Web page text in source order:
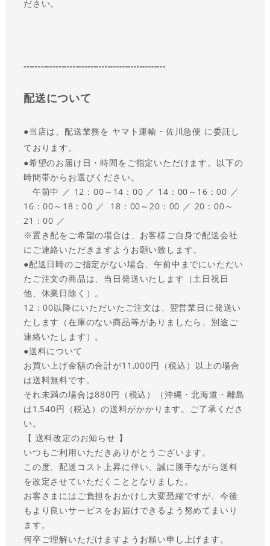
ださい。
-------------------------------------------------
配送について
●当店は、配送業務を ヤマト運輸・佐川急便 に委託し
ております。
●希望のお届け日・時間をご指定いただけます。以下の
時間帯からお選びください。
午前中 ／ 12：00～14：00 ／ 14：00～16：00 ／
16：00～18：00 ／ 18：00～20：00 ／ 20：00～
21：00 ／
※置き配をご希望の場合は、お客様ご自身で配送会社
にご連絡いただきますようお願い致します。
●配送日時のご指定がない場合、午前中までにいただい
たご注文の商品は、当日発送いたします（土日祝日
他、休業日除く）。
12：00以降にいただいたご注文は、翌営業日に発送い
たします（在庫のない商品等がありましたら、別途ご
連絡いたします）。
●送料について
お買い上げ金額の合計が11,000円（税込）以上の場合
は送料無料です。
それ未満の場合は880円（税込）（沖縄・北海道・離島
は1,540円（税込）の送料がかかります。ご了承くださ
い。
【 送料改定のお知らせ 】
いつもご利用いただきありがとうございます。
この度、配送コスト上昇に伴い、誠に勝手ながら送料
を改定させていただくこととなりました。
お客さまにはご負担をおかけし大変恐縮ですが、今後
もより良いサービスをお届けできるよう努めてまいり
ます。
何卒ご理解いただけますようお願い申し上げます。